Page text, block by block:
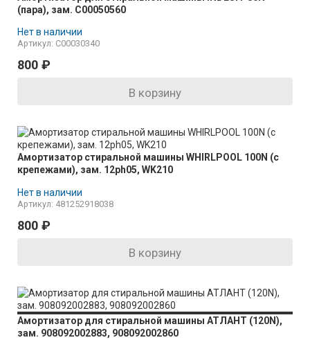
(пара), зам. C00050560
Нет в наличии
Артикул: C00030340
800 ₽
В корзину
Амортизатор стиральной машины WHIRLPOOL 100N (с
крепежами), зам. 12ph05, WK210
Нет в наличии
Артикул: 481252918038
800 ₽
В корзину
Амортизатор для стиральной машины АТЛАНТ (120N),
зам. 908092002883, 908092002860